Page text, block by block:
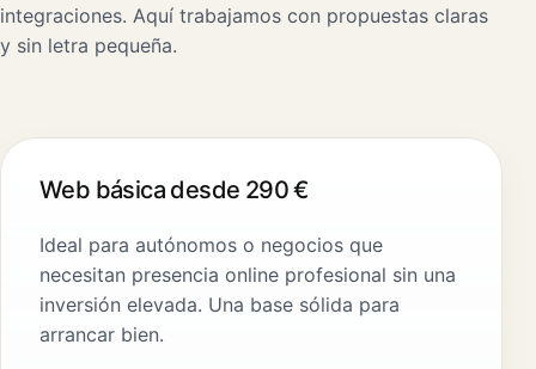
integraciones. Aquí trabajamos con propuestas claras
y sin letra pequeña.
Web básica desde 290 €
Ideal para autónomos o negocios que
necesitan presencia online profesional sin una
inversión elevada. Una base sólida para
arrancar bien.